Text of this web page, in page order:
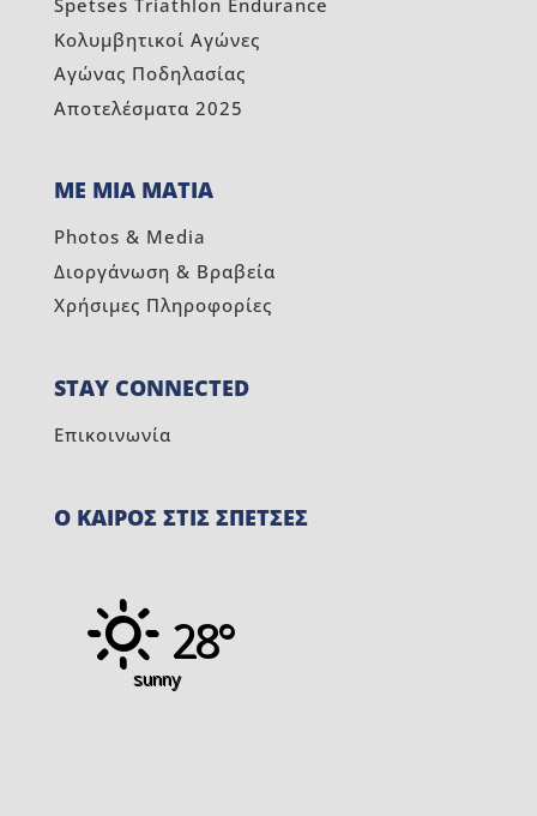
Spetses Triathlon Endurance
Κολυμβητικοί Αγώνες
Αγώνας Ποδηλασίας
Αποτελέσματα 2025
ΜΕ ΜΙΑ ΜΑΤΙΑ
Photos & Media
Διοργάνωση & Βραβεία
Χρήσιμες Πληροφορίες
STAY CONNECTED
Επικοινωνία
Ο ΚΑΙΡΟΣ ΣΤΙΣ ΣΠΕΤΣΕΣ
28°
sunny